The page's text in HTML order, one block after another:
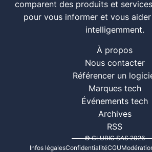
comparent des produits et
pour vous informer et vous
intelligemment.
À propos
Nous contacter
Référencer un
Marques tech
Événements tech
Archives
RSS
© CLUBIC SAS 2026
Infos légalesConfidentialitéCGU